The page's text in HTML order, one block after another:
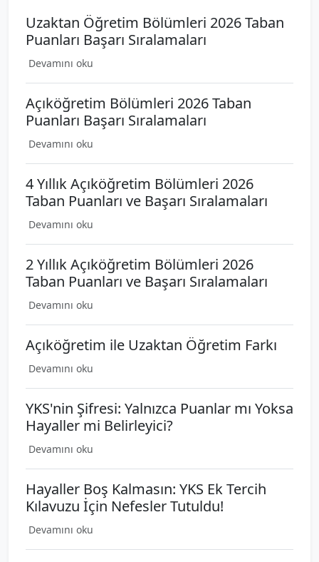
Uzaktan Öğretim Bölümleri 2026 Taban
Puanları Başarı Sıralamaları
Devamını oku
Açıköğretim Bölümleri 2026 Taban
Puanları Başarı Sıralamaları
Devamını oku
4 Yıllık Açıköğretim Bölümleri 2026
Taban Puanları ve Başarı Sıralamaları
Devamını oku
2 Yıllık Açıköğretim Bölümleri 2026
Taban Puanları ve Başarı Sıralamaları
Devamını oku
Açıköğretim ile Uzaktan Öğretim Farkı
Devamını oku
YKS'nin Şifresi: Yalnızca Puanlar mı Yoksa
Hayaller mi Belirleyici?
Devamını oku
Hayaller Boş Kalmasın: YKS Ek Tercih
Kılavuzu İçin Nefesler Tutuldu!
Devamını oku